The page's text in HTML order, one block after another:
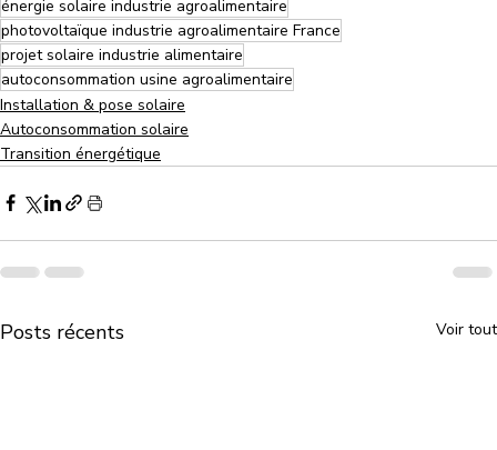
énergie solaire industrie agroalimentaire
photovoltaïque industrie agroalimentaire France
projet solaire industrie alimentaire
autoconsommation usine agroalimentaire
Installation & pose solaire
Autoconsommation solaire
Transition énergétique
Posts récents Voir tout